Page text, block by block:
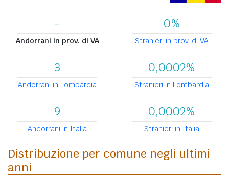
-
Andorrani in prov. di VA
0%
Stranieri in prov. di VA
3
Andorrani in Lombardia
0,0002%
Stranieri in Lombardia
9
Andorrani in Italia
0,0002%
Stranieri in Italia
Distribuzione per comune negli ultimi
anni